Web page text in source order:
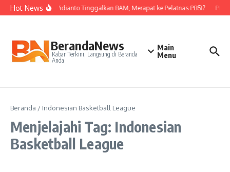
Lewati ke konten
Hot NewsNova Widianto Tinggalkan BAM, Merapat ke Pelatnas PBSI?
BerandaNews
Kabar Terkini, Langsung di Beranda
Anda
Main
Menu
Beranda / Indonesian Basketball League
Menjelajahi Tag: Indonesian
Basketball League